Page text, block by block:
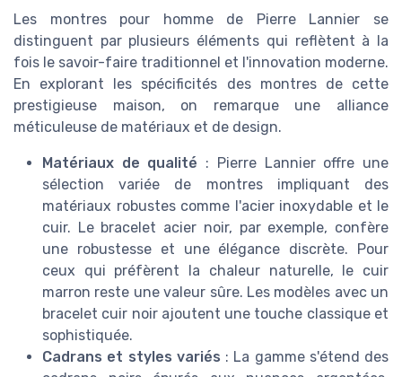
Les montres pour homme de Pierre Lannier se
distinguent par plusieurs éléments qui reflètent à la
fois le savoir-faire traditionnel et l'innovation moderne.
En explorant les spécificités des montres de cette
prestigieuse maison, on remarque une alliance
méticuleuse de matériaux et de design.
Matériaux de qualité : Pierre Lannier offre une
sélection variée de montres impliquant des
matériaux robustes comme l'acier inoxydable et le
cuir. Le bracelet acier noir, par exemple, confère
une robustesse et une élégance discrète. Pour
ceux qui préfèrent la chaleur naturelle, le cuir
marron reste une valeur sûre. Les modèles avec un
bracelet cuir noir ajoutent une touche classique et
sophistiquée.
Cadrans et styles variés : La gamme s'étend des